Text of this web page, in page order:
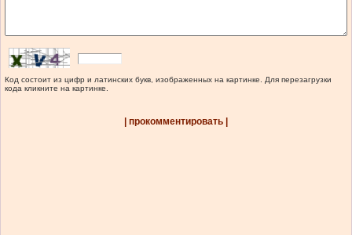
Код состоит из цифр и латинских букв, изображенных на картинке. Для перезагрузки
кода кликните на картинке.
| прокомментировать |